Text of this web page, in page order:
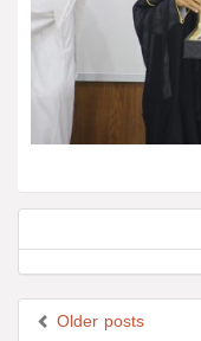
Older posts